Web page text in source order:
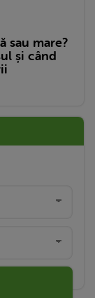
sau mare?
și când